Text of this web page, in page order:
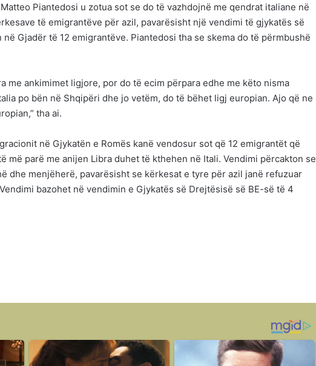
Piantedosi u zotua sot se do të vazhdojnë me qendrat italiane në
të emigrantëve për azil, pavarësisht një vendimi të gjykatës së
Gjadër të 12 emigrantëve. Piantedosi tha se skema do të përmbushë
me ankimimet ligjore, por do të ecim përpara edhe me këto nisma
po bën në Shqipëri dhe jo vetëm, do të bëhet ligj europian. Ajo që ne
tha ai.
në Gjykatën e Romës kanë vendosur sot që 12 emigrantët që
më parë me anijen Libra duhet të kthehen në Itali. Vendimi përcakton se
dhe menjëherë, pavarësisht se kërkesat e tyre për azil janë refuzuar
bazohet në vendimin e Gjykatës së Drejtësisë së BE-së të 4